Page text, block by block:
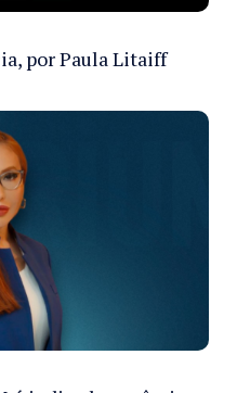
por Paula Litaiff